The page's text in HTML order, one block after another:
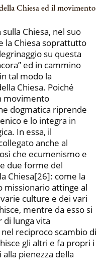
Chiesa ed il movimento
Chiesa, nel suo
la Chiesa soprattutto
su questa
ed in cammino
tal modo la
Chiesa. Poiché
movimento
dogmatica riprende
e lo integra in
In essa, il
anche al
che ecumenismo e
due forme del
Chiesa[26]: come la
missionario attinge al
culture e dei vari
mentre da esso si
di lunga vita
reciproco scambio di
gli altri e fa propri i
pienezza della